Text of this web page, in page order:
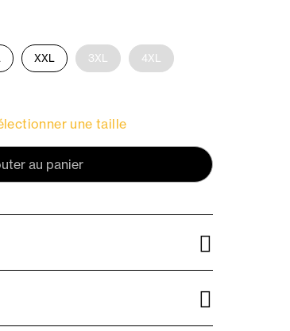
XXL 3XL 4XL
une taille
au panier